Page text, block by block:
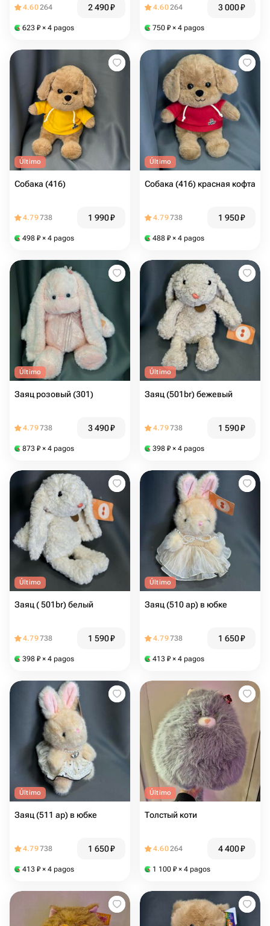
4.60264 2 490₽
623 ₽ × 4 pagos
4.60264 3 000₽
750 ₽ × 4 pagos
Último
Собака (416)
4.79738 1 990₽
498 ₽ × 4 pagos
Último
Собака (416) красная кофта
4.79738 1 950₽
488 ₽ × 4 pagos
Último
Заяц розовый (301)
4.79738 3 490₽
873 ₽ × 4 pagos
Último
Заяц (501br) бежевый
4.79738 1 590₽
398 ₽ × 4 pagos
Último
Заяц ( 501br) белый
4.79738 1 590₽
398 ₽ × 4 pagos
Último
Заяц (510 ар) в юбке
4.79738 1 650₽
413 ₽ × 4 pagos
Último
Заяц (511 ар) в юбке
4.79738 1 650₽
413 ₽ × 4 pagos
Último
Толстый коти
4.60264 4 400₽
1 100 ₽ × 4 pagos